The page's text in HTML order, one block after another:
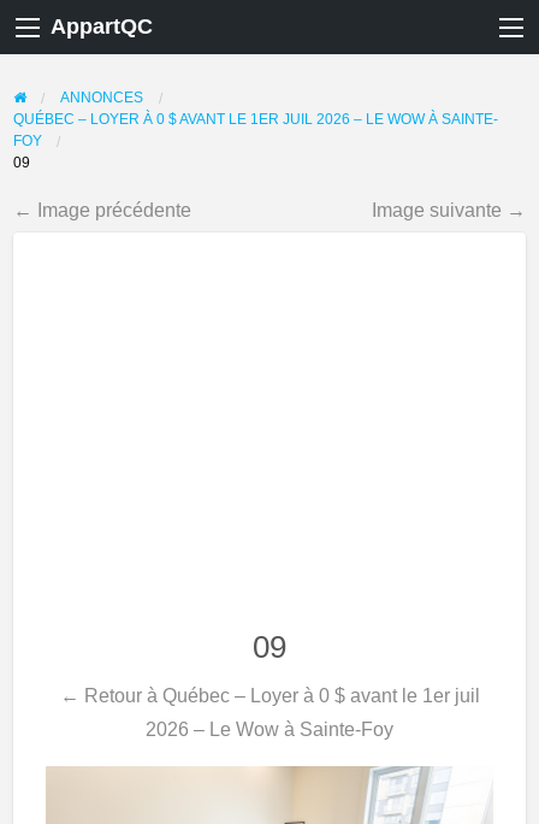
AppartQC
ANNONCES
QUÉBEC – LOYER À 0 $ AVANT LE 1ER JUIL 2026 – LE WOW À SAINTE-
FOY
09
← Image précédente Image suivante →
09
← Retour à Québec – Loyer à 0 $ avant le 1er juil
2026 – Le Wow à Sainte-Foy